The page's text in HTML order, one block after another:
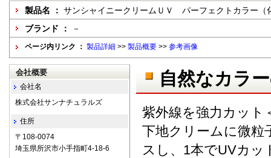
製品名 ： サンシャイニークリームＵＶ パーフェクトカラー（
ブランド ：
－
ページ内リンク ： 製品詳細 >> 製品概要 >> 参考画像
自然なカラ
紫外線を強力カット
下地クリームに微粒
スし、1本でUVカッ
会社概要
会社名
株式会社サンナチュラルズ
住所
〒108-0074
埼玉県所沢市小手指町4-18-6